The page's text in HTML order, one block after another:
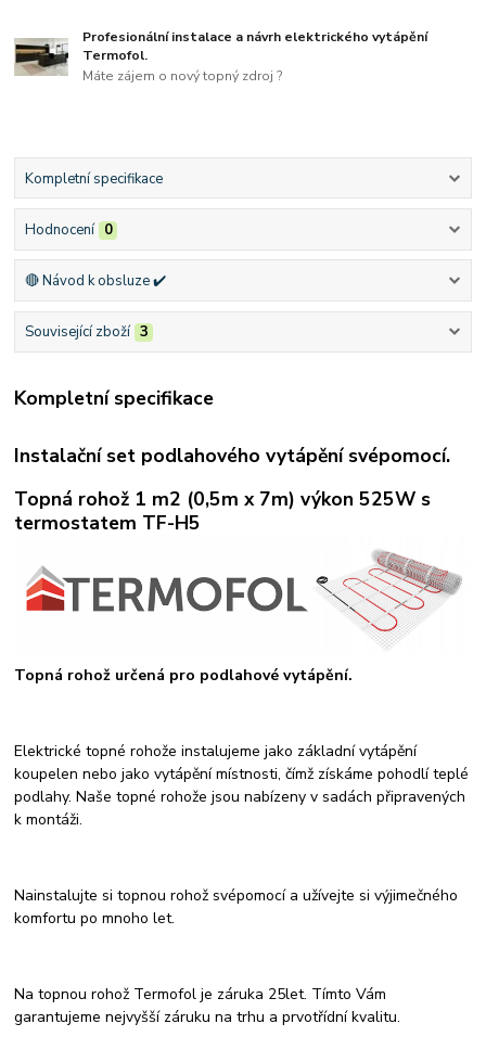
Profesionální instalace a návrh elektrického vytápění
Termofol.
Máte zájem o nový topný zdroj ?
Kompletní specifikace
Hodnocení 0
🔴 Návod k obsluze ✔️
Související zboží 3
Kompletní specifikace
Instalační set podlahového vytápění svépomocí.
Topná rohož 1 m2 (0,5m x 7m) výkon 525W s
termostatem TF-H5
Topná rohož určená pro podlahové vytápění.
Elektrické topné rohože instalujeme jako základní vytápění
koupelen nebo jako vytápění místnosti, čímž získáme pohodlí teplé
podlahy. Naše topné rohože jsou nabízeny v sadách připravených
k montáži.
Nainstalujte si topnou rohož svépomocí a užívejte si výjimečného
komfortu po mnoho let.
Na topnou rohož Termofol je záruka 25let. Tímto Vám
garantujeme nejvyšší záruku na trhu a prvotřídní kvalitu.